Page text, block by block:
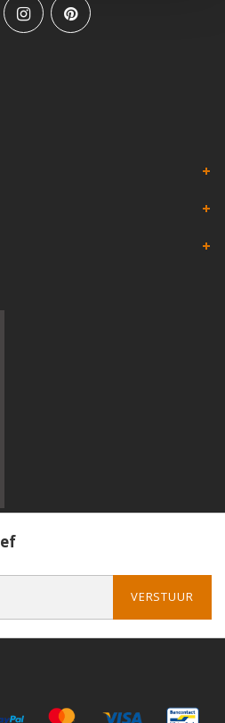
VERSTUUR